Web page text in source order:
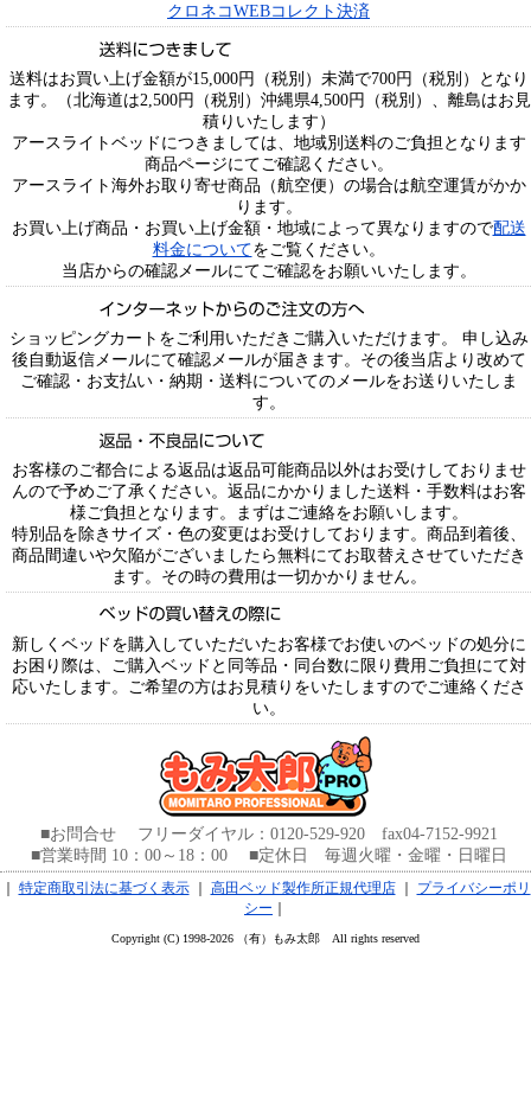
クロネコWEBコレクト決済
送料はお買い上げ金額が15,000円（税別）未満で700円（税別）となり
ます。（北海道は2,500円（税別）沖縄県4,500円（税別）、離島はお見
積りいたします）
アースライトベッドにつきましては、地域別送料のご負担となります
商品ページにてご確認ください。
アースライト海外お取り寄せ商品（航空便）の場合は航空運賃がかか
ります。
お買い上げ商品・お買い上げ金額・地域によって異なりますので配送
料金についてをご覧ください。
当店からの確認メールにてご確認をお願いいたします。
ショッピングカートをご利用いただきご購入いただけます。 申し込み
後自動返信メールにて確認メールが届きます。その後当店より改めて
ご確認・お支払い・納期・送料についてのメールをお送りいたしま
す。
お客様のご都合による返品は返品可能商品以外はお受けしておりませ
んので予めご了承ください。返品にかかりました送料・手数料はお客
様ご負担となります。まずはご連絡をお願いします。
特別品を除きサイズ・色の変更はお受けしております。商品到着後、
商品間違いや欠陥がございましたら無料にてお取替えさせていただき
ます。その時の費用は一切かかりません。
新しくベッドを購入していただいたお客様でお使いのベッドの処分に
お困り際は、ご購入ベッドと同等品・同台数に限り費用ご負担にて対
応いたします。ご希望の方はお見積りをいたしますのでご連絡くださ
い。
■お問合せ フリーダイヤル：0120-529-920 fax04-7152-9921
■営業時間 10：00～18：00 ■定休日 毎週火曜・金曜・日曜日
｜ 特定商取引法に基づく表示｜ 高田ベッド製作所正規代理店｜
プライバシーポリ
シー ｜
Copyright (C) 1998-2026 （有）もみ太郎 All rights reserved